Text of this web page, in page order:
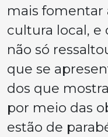
mais fomentar
cultura local, e
não só
que se
dos que
por meio das
estão de